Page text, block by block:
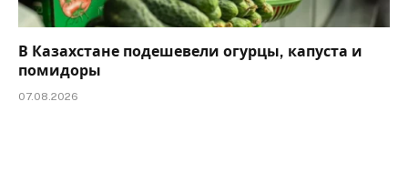
В Казахстане подешевели огурцы, капуста и
помидоры
07.08.2026